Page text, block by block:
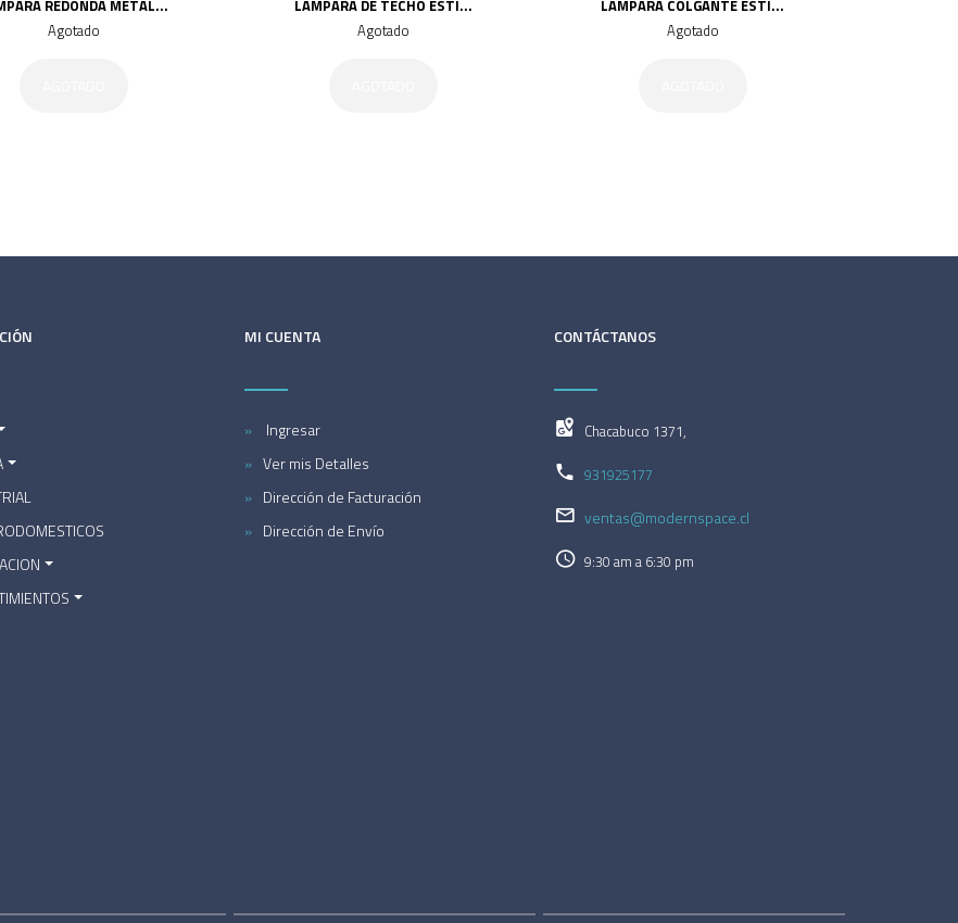
REDONDA METAL...
Agotado
LAMPARA DE TECHO ESTI...
Agotado
LAMPARA COLGANTE ESTI...
Agotado
MI CUENTA
Ingresar
Ver mis Detalles
Dirección de Facturación
Dirección de Envío
CONTÁCTANOS
Chacabuco 1371,
931925177
ventas@modernspace.cl
9:30 am a 6:30 pm